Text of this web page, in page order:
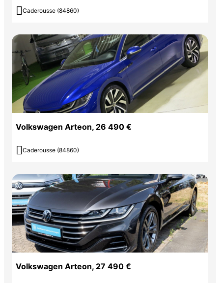
 Caderousse (84860)
Volkswagen Arteon, 26 490 €
 Caderousse (84860)
Volkswagen Arteon, 27 490 €